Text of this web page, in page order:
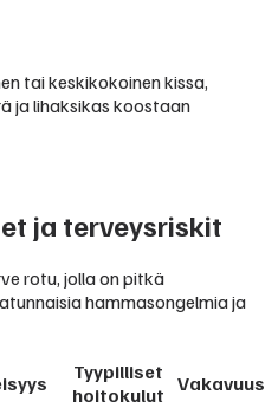
tai keskikokoinen kissa,
ja lihaksikas koostaan
ja terveysriskit
rotu, jolla on pitkä
hammasongelmia ja
Tyypilliset
hoitokulut Vakavuus